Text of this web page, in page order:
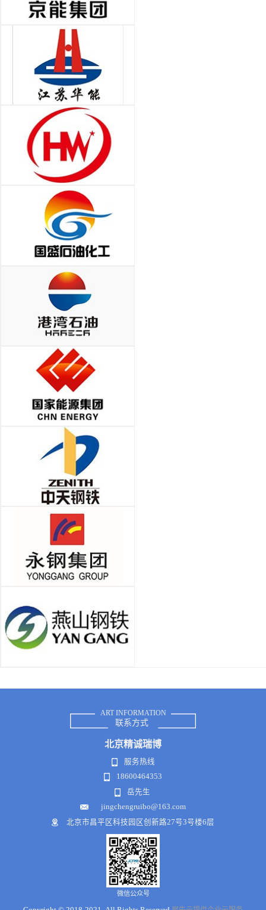
ART INFORMATION
联系方式
北京精诚瑞博
服务热线
18600464353
岳先生
jingchengruibo@163.com
北京市昌平区科技园区创新路27号3号楼6层
微信公众号